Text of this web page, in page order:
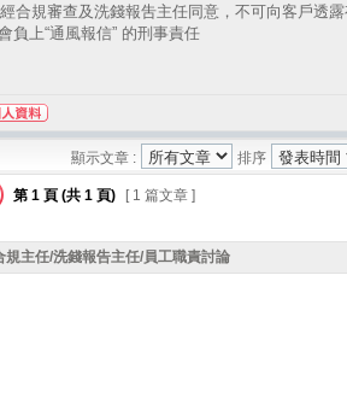
合規審查及洗錢報吿主任同意，不可向客戶透
負上“通風報信” 的刑事責任
顯示文章 : 排序
第 1 頁 (共 1 頁) [ 1 篇文章 ]
規主任/洗錢報告主任/員工職責討論